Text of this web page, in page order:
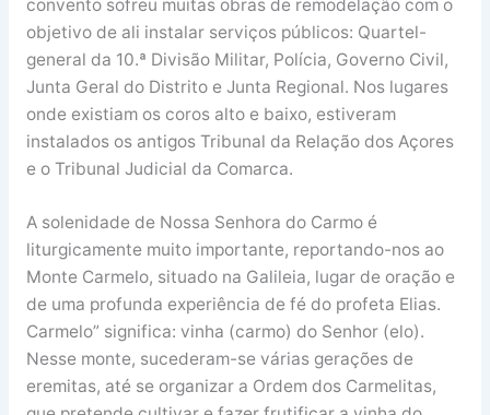
convento sofreu muitas obras de remodelação com o
objetivo de ali instalar serviços públicos: Quartel-
general da 10.ª Divisão Militar, Polícia, Governo Civil,
Junta Geral do Distrito e Junta Regional. Nos lugares
onde existiam os coros alto e baixo, estiveram
instalados os antigos Tribunal da Relação dos Açores
e o Tribunal Judicial da Comarca.
A solenidade de Nossa Senhora do Carmo é
liturgicamente muito importante, reportando-nos ao
Monte Carmelo, situado na Galileia, lugar de oração e
de uma profunda experiência de fé do profeta Elias.
Carmelo” significa: vinha (carmo) do Senhor (elo).
Nesse monte, sucederam-se várias gerações de
eremitas, até se organizar a Ordem dos Carmelitas,